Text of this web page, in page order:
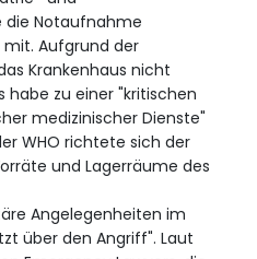
die Notaufnahme
Aufgrund der
Krankenhaus nicht
habe zu einer "kritischen
medizinischer Dienste"
WHO richtete sich der
und Lagerräume des
Angelegenheiten im
über den Angriff". Laut